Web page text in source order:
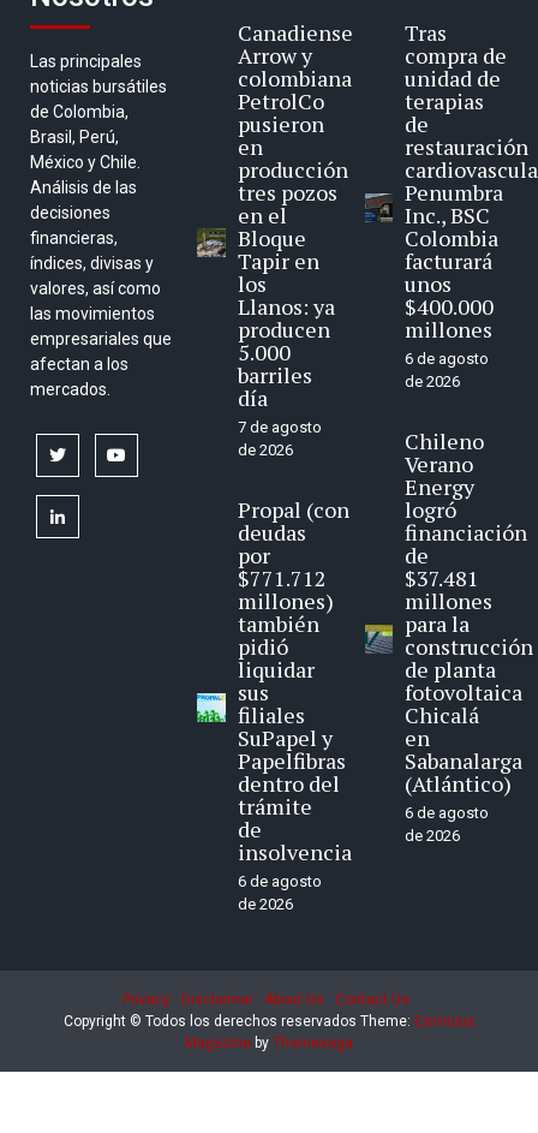
Las principales
noticias bursátiles
de Colombia,
Brasil, Perú,
México y Chile.
Análisis de las
decisiones
financieras,
índices, divisas y
valores, así como
las movimientos
empresariales que
afectan a los
mercados.
twitter
linkedin
Canadiense
Arrow y
colombiana
PetrolCo
pusieron
en
producción
tres pozos
en el
Bloque
Tapir en
los
Llanos: ya
producen
5.000
barriles
día
7 de agosto
de 2026
Propal (con
deudas
por
$771.712
millones)
también
pidió
liquidar
sus
filiales
SuPapel y
Papelfibras
dentro del
trámite
de
insolvencia
6 de agosto
de 2026
Tras
compra de
unidad de
terapias
de
restauración
Penumbra
Inc., BSC
Colombia
facturará
unos
$400.000
millones
6 de agosto
de 2026
Chileno
Verano
Energy
logró
financiación
de
$37.481
millones
para la
construcción
de planta
fotovoltaica
Chicalá
en
Sabanalarga
(Atlántico)
6 de agosto
de 2026
Privacy Disclaimer About Us
Contact Us
Copyright © Todos los derechos reservados Theme: Eximious
Magazine by Themesaga